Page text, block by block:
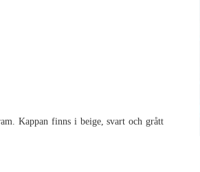
Kappan finns i beige, svart och grått